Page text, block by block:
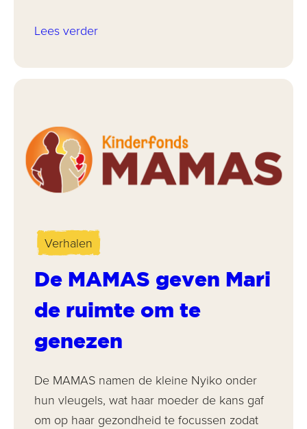
Lees verder
Verhalen
De MAMAS geven Mari
de ruimte om te
genezen
De MAMAS namen de kleine Nyiko onder
hun vleugels, wat haar moeder de kans gaf
om op haar gezondheid te focussen zodat